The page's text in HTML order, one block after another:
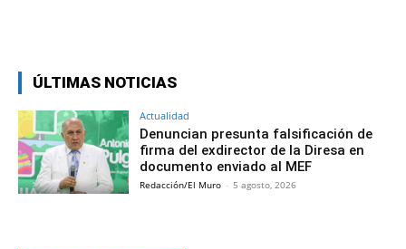
ÚLTIMAS NOTICIAS
Actualidad
Denuncian presunta falsificación de
firma del exdirector de la Diresa en
documento enviado al MEF
Redacción/El Muro - 5 agosto, 2026